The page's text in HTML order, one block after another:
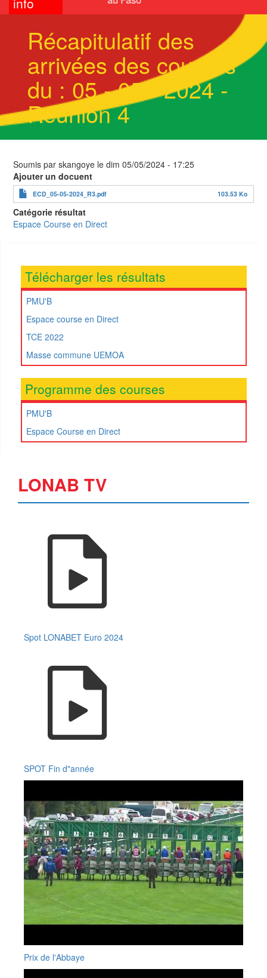
Récapitulatif des
arrivées des courses
du : 05 - 05 - 2024 -
Réunion 4
Soumis par skangoye le dim 05/05/2024 - 17:25
Ajouter un docuent
ECD_05-05-2024_R3.pdf 103.53 Ko
Catégorie résultat
Espace Course en Direct
Télécharger les résultats
PMU'B
Espace course en Direct
TCE 2022
Masse commune UEMOA
Programme des courses
PMU'B
Espace Course en Direct
LONAB TV
Spot LONABET Euro 2024
SPOT Fin d"année
Prix de l'Abbaye